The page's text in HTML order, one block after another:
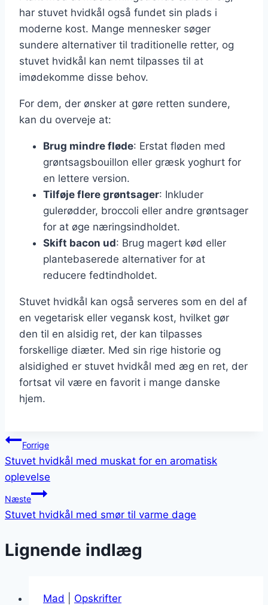
har stuvet hvidkål også fundet sin plads i
moderne kost. Mange mennesker søger
sundere alternativer til traditionelle retter, og
stuvet hvidkål kan nemt tilpasses til at
imødekomme disse behov.
For dem, der ønsker at gøre retten sundere,
kan du overveje at:
Brug mindre fløde: Erstat fløden med
grøntsagsbouillon eller græsk yoghurt for
en lettere version.
Tilføje flere grøntsager: Inkluder
gulerødder, broccoli eller andre grøntsager
for at øge næringsindholdet.
Skift bacon ud: Brug magert kød eller
plantebaserede alternativer for at
reducere fedtindholdet.
Stuvet hvidkål kan også serveres som en del af
en vegetarisk eller vegansk kost, hvilket gør
den til en alsidig ret, der kan tilpasses
forskellige diæter. Med sin rige historie og
alsidighed er stuvet hvidkål med æg en ret, der
fortsat vil være en favorit i mange danske
hjem.
Indlægsnavigation
Forrige
Stuvet hvidkål med muskat for en aromatisk
oplevelse
Næste
Stuvet hvidkål med smør til varme dage
Lignende indlæg
Mad Opskrifter